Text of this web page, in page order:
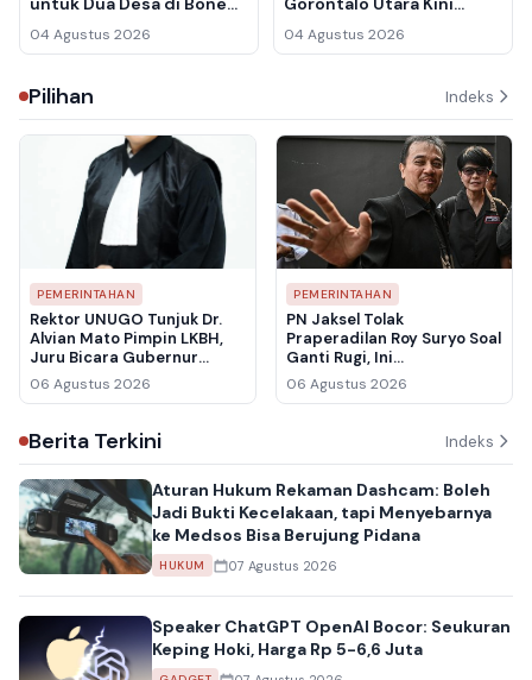
Bolango yang Kekeringan
04 Agustus 2026
Nikmati Listrik dari Kabel
Bawah Laut
04 Agustus 2026
Pilihan Indeks
PEMERINTAHAN
Rektor UNUGO Tunjuk Dr.
Alvian Mato Pimpin LKBH,
Juru Bicara Gubernur
Gorontalo Siap Perkuat
Bantuan Hukum untuk
06 Agustus 2026
PEMERINTAHAN
PN Jaksel Tolak
Praperadilan Roy Suryo Soal
Ganti Rugi, Ini
Pertimbangan Hakim
06 Agustus 2026
Berita Terkini Indeks
Aturan Hukum Rekaman Dashcam: Boleh
Jadi Bukti Kecelakaan, tapi Menyebarnya
ke Medsos Bisa Berujung Pidana
HUKUM 07 Agustus 2026
Speaker ChatGPT OpenAI Bocor: Seukuran
Keping Hoki, Harga Rp 5-6,6 Juta